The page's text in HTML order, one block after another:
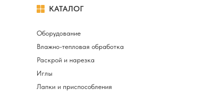
КАТАЛОГ
Оборудование
Лапки и приспособления
Раскрой и нарезка
Влажно-тепловая обработка
Иглы